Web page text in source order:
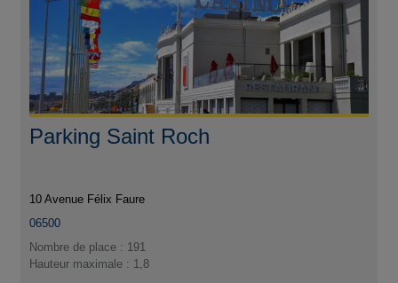
Parking Saint Roch
10 Avenue Félix Faure
06500
Nombre de place : 191
Hauteur maximale : 1,8